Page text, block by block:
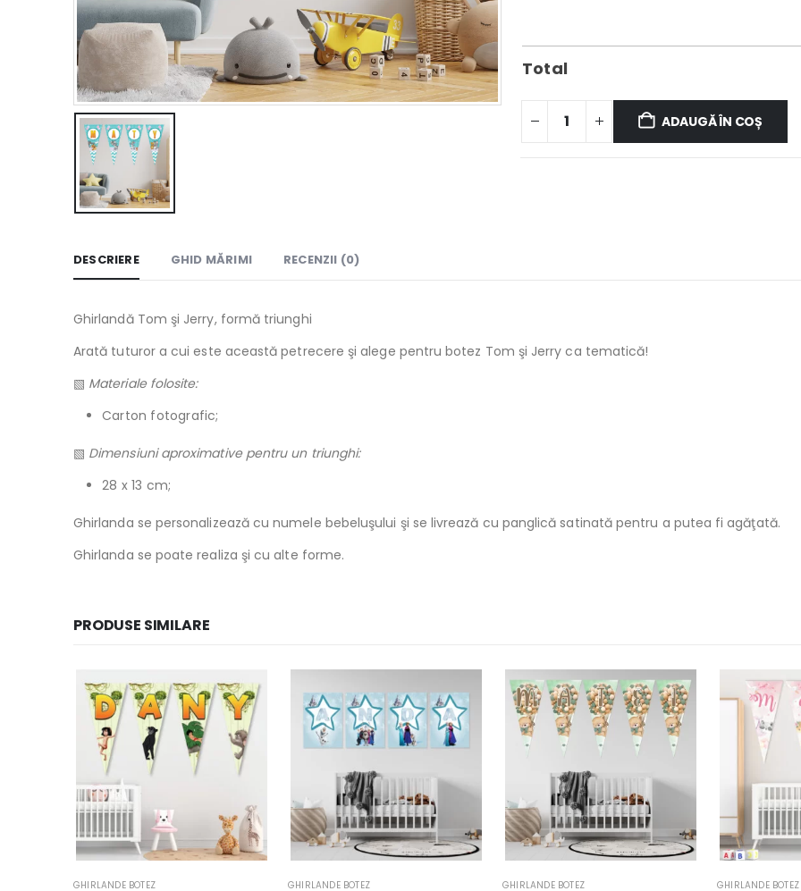
Total
ADAUGĂ ÎN COȘ
DESCRIERE GHID MĂRIMI RECENZII (0)
Ghirlandă Tom şi Jerry, formă triunghi
Arată tuturor a cui este această petrecere şi alege pentru botez Tom şi Jerry ca tematică!
▧ Materiale folosite:
Carton fotografic;
▧ Dimensiuni aproximative pentru un triunghi:
28 x 13 cm;
Ghirlanda se personalizează cu numele bebeluşului şi se livrează cu panglică satinată pentru a putea fi agăţată.
Ghirlanda se poate realiza şi cu alte forme.
PRODUSE SIMILARE
GHIRLANDE BOTEZ GHIRLANDE BOTEZ GHIRLANDE BOTEZ GHIRLANDE BOTEZ